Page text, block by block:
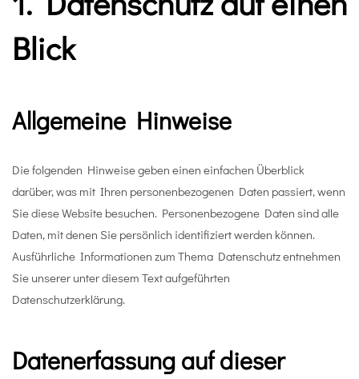
Blick
Allgemeine Hinweise
Die folgenden Hinweise geben einen einfachen Überblick
darüber, was mit Ihren personenbezogenen Daten passiert, wenn
Sie diese Website besuchen. Personenbezogene Daten sind alle
Daten, mit denen Sie persönlich identifiziert werden können.
Ausführliche Informationen zum Thema Datenschutz entnehmen
Sie unserer unter diesem Text aufgeführten
Datenschutzerklärung.
Datenerfassung auf dieser